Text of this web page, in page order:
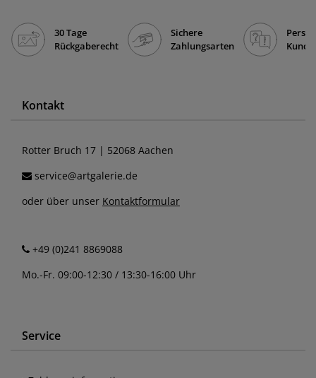
30 Tage
Rückgaberecht
Sichere
Zahlungsarten
Kontakt
Rotter Bruch 17 | 52068 Aachen
service@artgalerie.de
oder über unser Kontaktformular
+49 (0)241 8869088
Mo.-Fr. 09:00-12:30 / 13:30-16:00 Uhr
Service